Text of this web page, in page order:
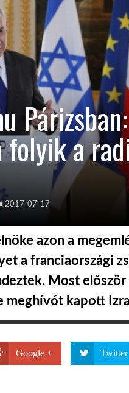
folyik a
2017-07-17
azon a
a franciaországi
Most először
meghívót kapott
Google + Twitter